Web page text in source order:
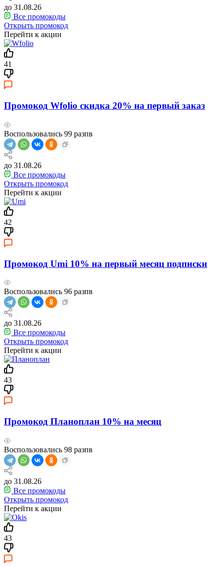
до 31.08.26
Все промокоды
Открыть промокод
Перейти к акции
41
Промокод Wfolio скидка 20% на первый заказ
Воспользовались 99 разпв
до 31.08.26
Все промокоды
Открыть промокод
Перейти к акции
42
Промокод Umi 10% на первый месяц подписки
Воспользовались 96 разпв
до 31.08.26
Все промокоды
Открыть промокод
Перейти к акции
43
Промокод Планоплан 10% на месяц
Воспользовались 98 разпв
до 31.08.26
Все промокоды
Открыть промокод
Перейти к акции
43